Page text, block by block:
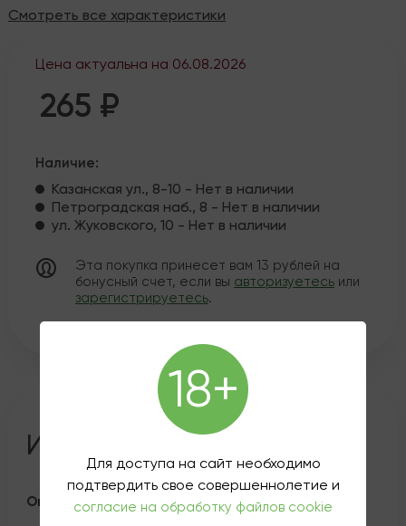
Смотреть все характеристики
Цена актуальна на 06.08.2026
265 ₽
Наличие:
Казанская ул., 8-10 - Нет в наличии
Петроградская наб., 8 - Нет в наличии
ул. Жуковского, 10 - Нет в наличии
Эта покупка принесет вам 13 рублей на
бонусный счет, если вы авторизуетесь или
зарегистрируетесь.
Информация о товаре
Описание
18+
Для доступа на сайт необходимо
подтвердить свое совершеннолетие и
согласие на обработку файлов cookie